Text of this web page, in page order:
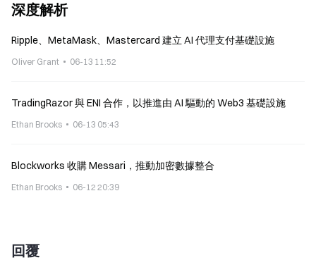
深度解析
Ripple、MetaMask、Mastercard 建立 AI 代理支付基礎設施
Oliver Grant 06-13 11:52
TradingRazor 與 ENI 合作，以推進由 AI 驅動的 Web3 基礎設施
Ethan Brooks 06-13 05:43
Blockworks 收購 Messari，推動加密數據整合
Ethan Brooks 06-12 20:39
回覆